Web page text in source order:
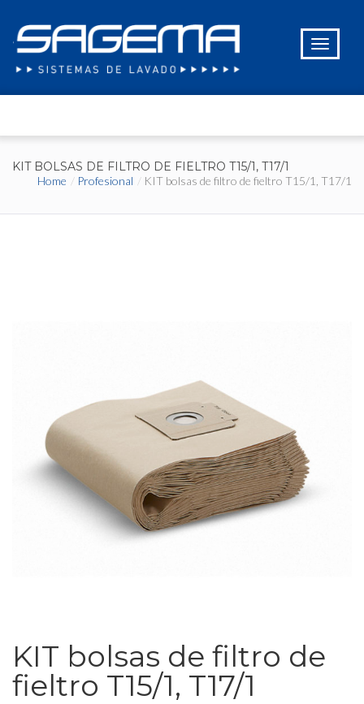
KIT BOLSAS DE FILTRO DE FIELTRO T15/1, T17/1
Home Profesional KIT bolsas de filtro de fieltro T15/1, T17/1
KIT bolsas de filtro de
fieltro T15/1, T17/1